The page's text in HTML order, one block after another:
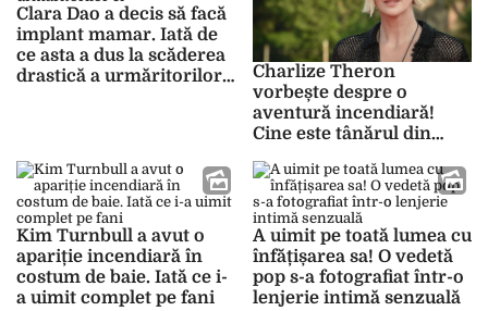
Clara Dao a decis să facă
implant mamar. Iată de
ce asta a dus la scăderea
drastică a urmăritorilor
Charlize Theron
vorbește despre o
aventură incendiară!
Cine este tânărul din
Kim Turnbull a avut o
apariție incendiară în
costum de baie. Iată ce i-
a uimit complet pe fani
A uimit pe toată lumea cu
înfățișarea sa! O vedetă
pop s-a fotografiat într-o
lenjerie intimă senzuală